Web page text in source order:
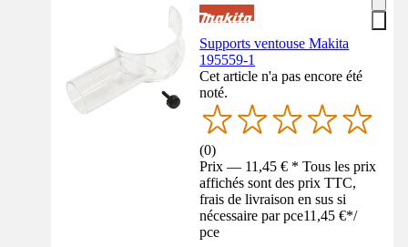
Supports ventouse Makita
195559-1
Cet article n'a pas encore été
noté.
(0)
Prix — 11,45 € * Tous les prix
affichés sont des prix TTC,
frais de livraison en sus si
nécessaire par pce11,45 €*/
pce